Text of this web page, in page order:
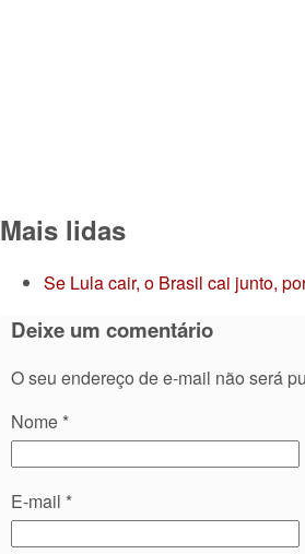
Mais lidas
Se Lula cair, o Brasil cai junto,
Deixe um comentário
O seu endereço de e-mail não será
Nome *
E-mail *